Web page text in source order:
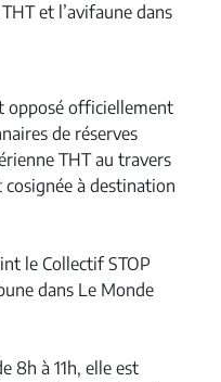
et l’avifaune dans
opposé officiellement
de réserves
THT au travers
à destination
le Collectif STOP
dans Le Monde
8h à 11h, elle est